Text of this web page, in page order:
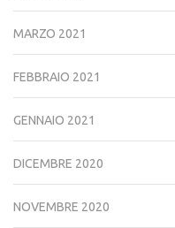
MARZO 2021
FEBBRAIO 2021
GENNAIO 2021
DICEMBRE 2020
NOVEMBRE 2020